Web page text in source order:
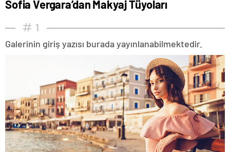
Sofia Vergara’dan Makyaj Tüyoları
1
Galerinin giriş yazısı burada yayınlanabilmektedir.